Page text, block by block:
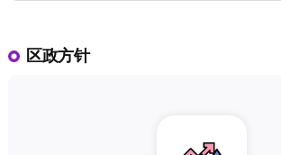
区政方针